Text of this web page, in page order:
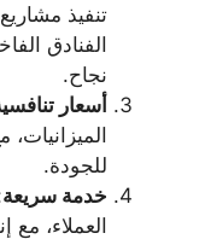
تنفيذ
الفنادق
نجاح.
أسعار
الميزانيات،
للجودة.
خدمة سريعة
العملاء، مع